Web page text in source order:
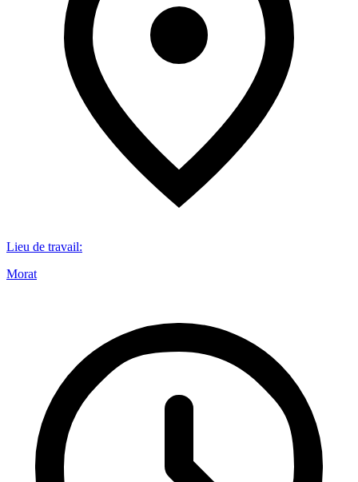
Lieu de travail:
Morat